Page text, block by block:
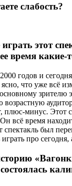
слабость?
этот
время какие-
2000 годов и
что уже всё
зрителю
возрастную
плюс-минус. Этот
всё время
был
про сегодня,